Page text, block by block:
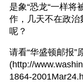
是象“恐龙“一样
作，几天不在政
呢？
请看“华盛顿邮报”
(http://
1864-